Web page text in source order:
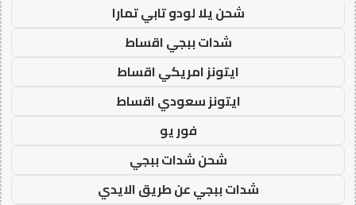
شحن يلا لودو تابي تمارا
شدات ببجي اقساط
ايتونز امريكي اقساط
ايتونز سعودي اقساط
فور يو
شحن شدات ببجي
شدات ببجي عن طريق الايدي